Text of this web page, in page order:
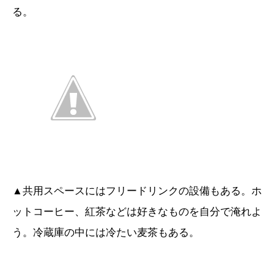
る。
▲共用スペースにはフリードリンクの設備もある。ホ
ットコーヒー、紅茶などは好きなものを自分で淹れよ
う。冷蔵庫の中には冷たい麦茶もある。